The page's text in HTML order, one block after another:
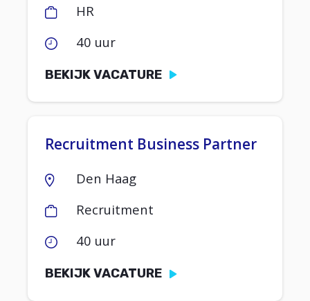
HR
40 uur
BEKIJK VACATURE
Recruitment Business Partner
Den Haag
Recruitment
40 uur
BEKIJK VACATURE